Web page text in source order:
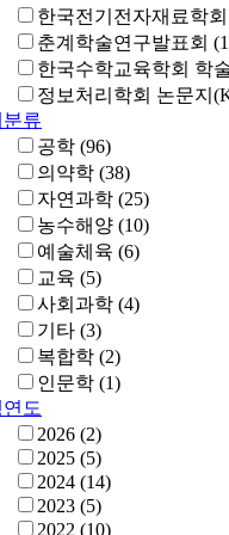
한국전기전자재료학
춘계학술연구발표회
한국수학교육학회 학
정보처리학회 논문지
류
공학 (96)
의약학 (38)
자연과학 (25)
농수해양 (10)
예술체육 (6)
교육 (5)
사회과학 (4)
기타 (3)
복합학 (2)
인문학 (1)
도
2026 (2)
2025 (5)
2024 (14)
2023 (5)
2022 (10)